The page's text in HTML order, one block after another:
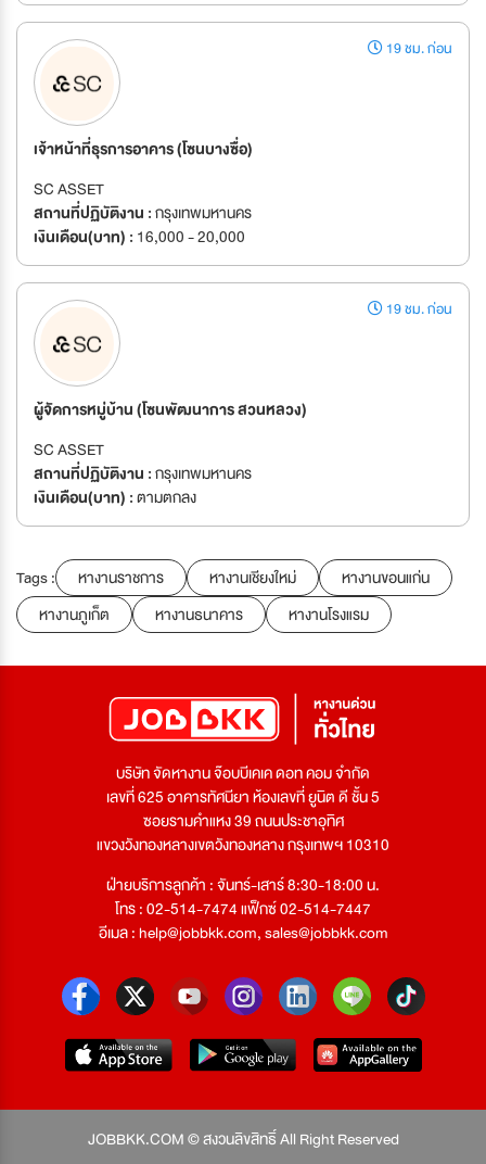
19 ชม. ก่อน
เจ้าหน้าที่ธุรการอาคาร (โซนบางซื่อ)
SC ASSET
สถานที่ปฏิบัติงาน :กรุงเทพมหานคร
เงินเดือน(บาท) : 16,000 - 20,000
19 ชม. ก่อน
ผู้จัดการหมู่บ้าน (โซนพัฒนาการ สวนหลวง)
SC ASSET
สถานที่ปฏิบัติงาน :กรุงเทพมหานคร
เงินเดือน(บาท) :ตามตกลง
Tags : หางานราชการ หางานเชียงใหม่
หางานขอนแก่น
หางานภูเก็ต
หางานธนาคาร หางานโรงแรม
บริษัท จัดหางาน จ๊อบบีเคเค ดอท คอม จำกัด
เลขที่ 625 อาคารทัศนียา ห้องเลขที่ ยูนิต ดี ชั้น 5
ซอยรามคำแหง 39 ถนนประชาอุทิศ
แขวงวังทองหลางเขตวังทองหลาง กรุงเทพฯ 10310
ฝ่ายบริการลูกค้า : จันทร์-เสาร์ 8:30-18:00 น.
โทร : 02-514-7474 แฟ็กซ์ 02-514-7447
อีเมล :help@jobbkk.com,sales@jobbkk.com
JOBBKK.COM © สงวนลิขสิทธิ์ All Right Reserved